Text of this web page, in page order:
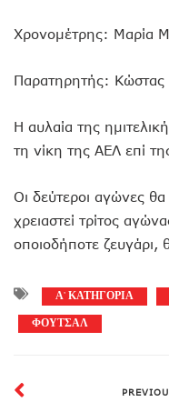
Χρονομέτρης: Μαρία
Παρατηρητής: Κώστας
Η αυλαία της
τη νίκη της ΑΕΛ επί
Οι δεύτεροι αγώνες θα
χρειαστεί τρίτος
οποιοδήποτε ζευγάρι,
Α' ΚΑΤΗΓΟΡΙΑ
ΦΟΥΤΣΑΛ